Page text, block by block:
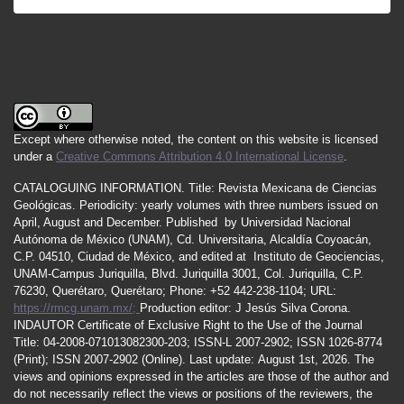
Except where otherwise noted, the content on this website is licensed
under a Creative Commons Attribution 4.0 International License.
CATALOGUING INFORMATION. Title: Revista Mexicana de Ciencias
Geológicas. Periodicity: yearly volumes with three numbers issued on
April , August and December. Published by Universidad Nacional
Autónoma de México (UNAM), Cd. Universitaria, Alcaldía Coyoacán,
C.P. 04510, Ciudad de México, and edited at Instituto de Geociencias,
UNAM-Campus Juriquilla, Blvd. Juriquilla 3001, Col. Juriquilla, C.P.
76230, Querétaro, Querétaro; Phone: +52 442-238-1104; URL:
https://rmcg.unam.mx/; Production editor: J Jesús Silva Corona.
INDAUTOR Certificate of Exclusive Right to the Use of the Journal
Title: 04-2008-071013082300-203; ISSN-L 2007-2902; ISSN 1026-8774
(Print); ISSN 2007-2902 (Online). Last update: August 1st, 2026. The
views and opinions expressed in the articles are those of the author and
do not necessarily reflect the views or positions of the reviewers, the